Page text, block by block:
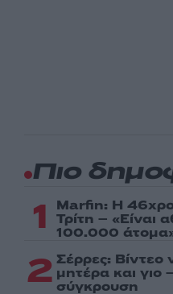
Πιο
1 Marfin: Η
Τρίτη – «Είναι
100.000
2 Σέρρες: Βίντεο
μητέρα και
σύγκρουση